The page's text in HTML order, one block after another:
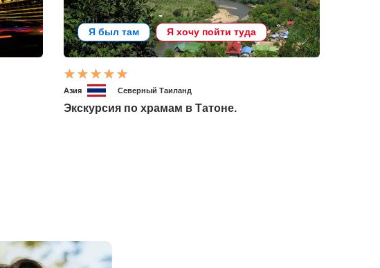
Я был там Я хочу пойти туда
Азия Северный Таиланд
Экскурсия по храмам в Татоне.